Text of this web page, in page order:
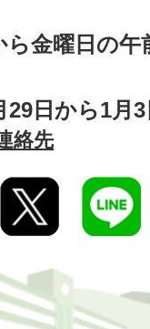
ら金曜日の午
29日から1月
絡先